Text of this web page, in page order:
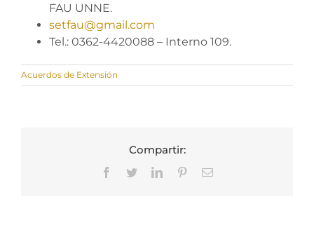
FAU UNNE.
setfau@gmail.com
Tel.: 0362-4420088 – Interno 109.
Acuerdos de Extensión
Compartir:
Facebook
TwitterLinkedInPinterestCorreo